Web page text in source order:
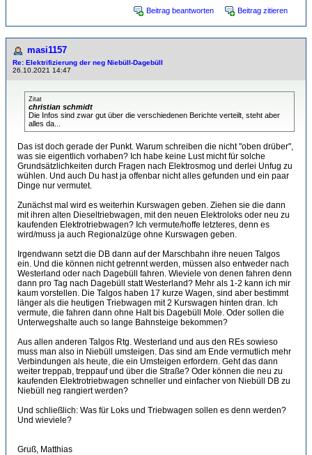
Beitrag beantworten Beitrag zitieren
masi1157
Re: Elektrifizierung der neg Niebüll-Dagebüll
26.10.2021 14:47
Zitat
christian schmidt
Die Infos sind zwar gut über die verschiedenen Berichte verteilt, steht aber
alles da...
Das ist doch gerade der Punkt. Warum schreiben die nicht "oben drüber",
was sie eigentlich vorhaben? Ich habe keine Lust micht für solche
Grundsätzlichkeiten durch Fragen nach Elektrosmog und derlei Unfug zu
wühlen. Und auch Du hast ja offenbar nicht alles gefunden und ein paar
Dinge nur vermutet.
Zunächst mal wird es weiterhin Kurswagen geben. Ziehen sie die dann
mit ihren alten Dieseltriebwagen, mit den neuen Elektroloks oder neu zu
kaufenden Elektrotriebwagen? Ich vermute/hoffe letzteres, denn es
wird/muss ja auch Regionalzüge ohne Kurswagen geben.
Irgendwann setzt die DB dann auf der Marschbahn ihre neuen Talgos
ein. Und die können nicht getrennt werden, müssen also entweder nach
Westerland oder nach Dagebüll fahren. Wieviele von denen fahren denn
dann pro Tag nach Dagebüll statt Westerland? Mehr als 1-2 kann ich mir
kaum vorstellen. Die Talgos haben 17 kurze Wagen, sind aber bestimmt
länger als die heutigen Triebwagen mit 2 Kurswagen hinten dran. Ich
vermute, die fahren dann ohne Halt bis Dagebüll Mole. Oder sollen die
Unterwegshalte auch so lange Bahnsteige bekommen?
Aus allen anderen Talgos Rtg. Westerland und aus den REs sowieso
muss man also in Niebüll umsteigen. Das sind am Ende vermutlich mehr
Verbindungen als heute, die ein Umsteigen erfordern. Geht das dann
weiter treppab, treppauf und über die Straße? Oder können die neu zu
kaufenden Elektrotriebwagen schneller und einfacher von Niebüll DB zu
Niebüll neg rangiert werden?
Und schließlich: Was für Loks und Triebwagen sollen es denn werden?
Und wieviele?
Gruß, Matthias